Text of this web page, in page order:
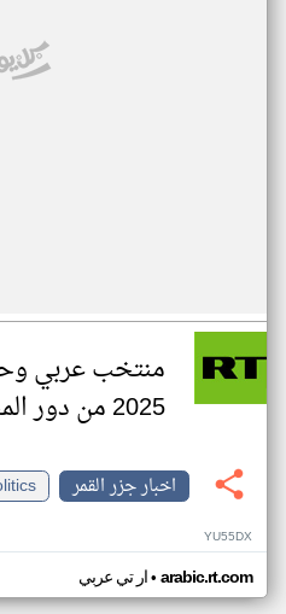
منتخب عربي
2025 من دور المجموعات
اخبار جزر القمر
YU55DX
ار تي عربي• arabic.rt.com